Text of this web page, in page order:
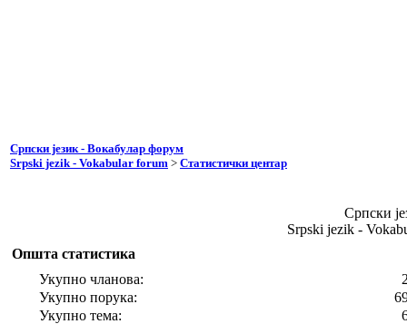
Српски језик - Вокабулар форум
Srpski jezik - Vokabular forum > Статистички центар
Српски
Srpski jezik -
Општа статистика
Укупно чланова:
Укупно порука:
Укупно тема: